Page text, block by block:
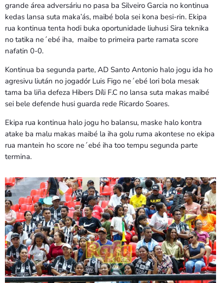
grande área adversáriu no pasa ba Silveiro Garcia no kontinua
kedas lansa suta maka’ás, maibé bola sei kona besi-rin. Ekipa
rua kontinua tenta hodi buka oportunidade liuhusi Sira teknika
no tatika ne´ebé iha, maibe to primeira parte ramata score
nafatin 0-0.
Kontinua ba segunda parte, AD Santo Antonio halo jogu ida ho
agresivu liután no jogadór Luis Figo ne´ebé lori bola mesak
tama ba liña defeza Hibers Díli F.C no lansa suta makas maibé
sei bele defende husi guarda rede Ricardo Soares.
Ekipa rua kontinua halo jogu ho balansu, maske halo kontra
atake ba malu makas maibé la iha golu ruma akontese no ekipa
rua mantein ho score ne´ebé iha too tempu segunda parte
termina.